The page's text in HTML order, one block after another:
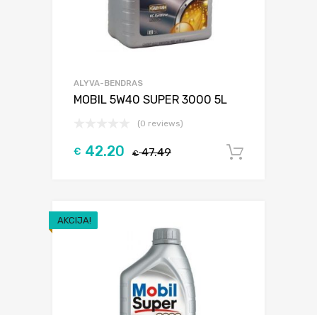
ALYVA-BENDRAS
MOBIL 5W40 SUPER 3000 5L
(0 reviews)
€47.49
€ 42.20
AKCIJA!